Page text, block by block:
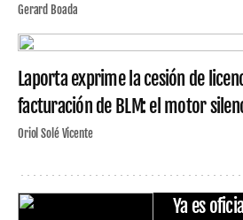
Gerard Boada
Laporta exprime la cesión de
facturación de BLM: el motor
Oriol Solé Vicente
Ya es